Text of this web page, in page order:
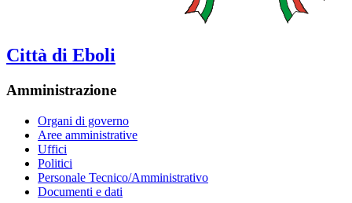
Città di Eboli
Amministrazione
Organi di governo
Aree amministrative
Uffici
Politici
Personale Tecnico/Amministrativo
Documenti e dati